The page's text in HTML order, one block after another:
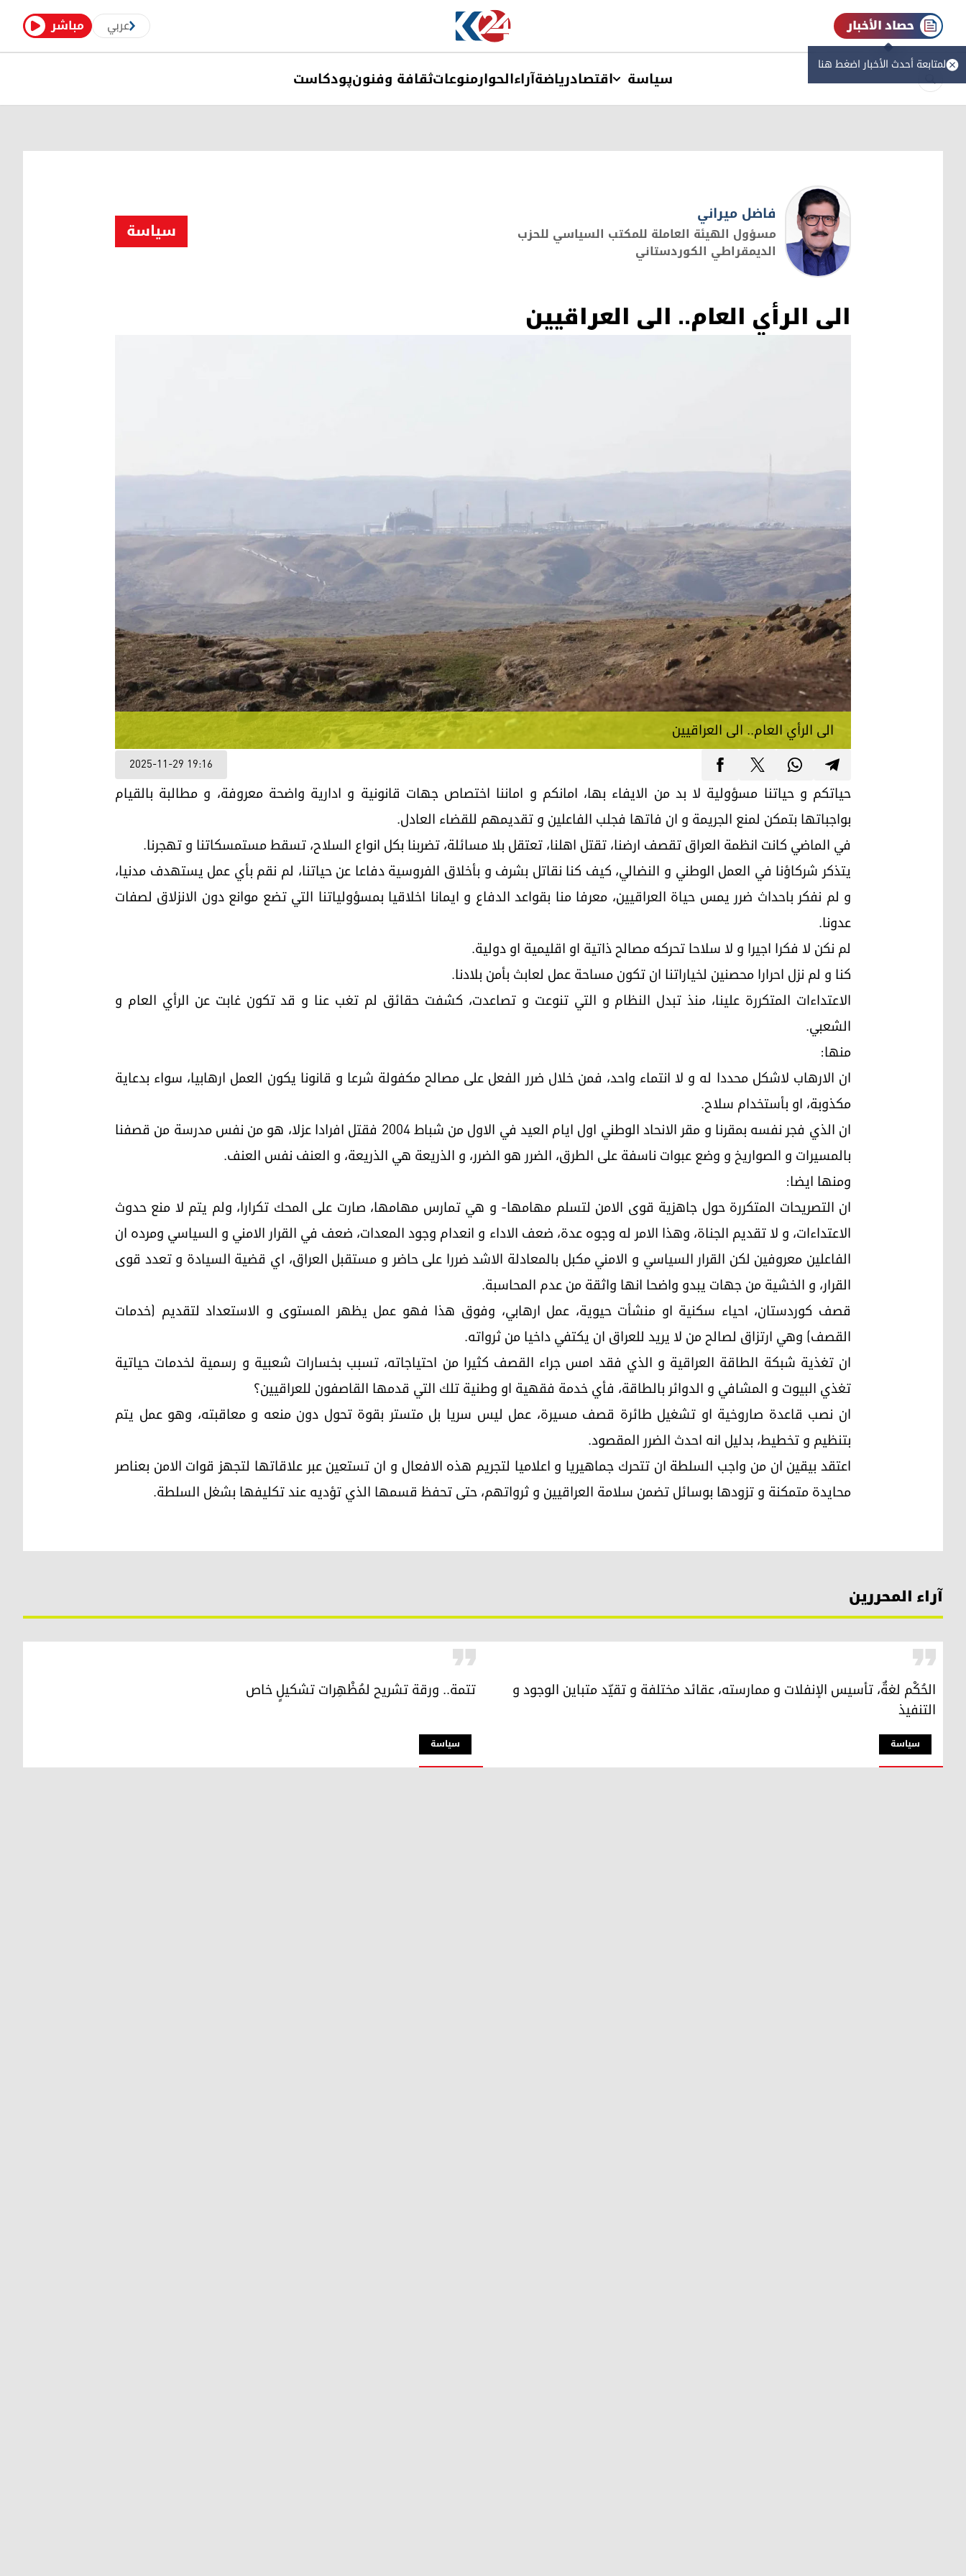
مباشر عربي حصاد الأخبار
لمتابعة أحدث الأخبار اضغط هنا
سیاسة اقتصادریاضةآراءالحوارمنوعاتثقافة وفنونپودکاست
سیاسة
فاضل ميراني
فاضل ميراني
مسؤول الهيئة العاملة للمكتب السياسي للحزب
الديمقراطي الكوردستاني
الى الرأي العام.. الى العراقيين
الى الرأي العام.. الى العراقيين
2025-11-29 19:16
حياتكم و حياتنا مسؤولية لا بد من الايفاء بها، امانكم و اماننا اختصاص جهات قانونية و ادارية واضحة معروفة، و مطالبة بالقيام
بواجباتها بتمكن لمنع الجريمة و ان فاتها فجلب الفاعلين و تقديمهم للقضاء العادل.
في الماضي كانت انظمة العراق تقصف ارضنا، تقتل اهلنا، تعتقل بلا مسائلة، تضربنا بكل انواع السلاح، تسقط مستمسكاتنا و تهجرنا.
يتذكر شركاؤنا في العمل الوطني و النضالي، كيف كنا نقاتل بشرف و بأخلاق الفروسية دفاعا عن حياتنا، لم نقم بأي عمل يستهدف مدنيا،
و لم نفكر باحداث ضرر يمس حياة العراقيين، معرفا منا بقواعد الدفاع و ايمانا اخلاقيا بمسؤولياتنا التي تضع موانع دون الانزلاق لصفات
عدونا.
لم نكن لا فكرا اجيرا و لا سلاحا تحركه مصالح ذاتية او اقليمية او دولية.
كنا و لم نزل احرارا محصنين لخياراتنا ان تكون مساحة عمل لعابث بأمن بلادنا.
الاعتداءات المتكررة علينا، منذ تبدل النظام و التي تنوعت و تصاعدت، كشفت حقائق لم تغب عنا و قد تكون غابت عن الرأي العام و
الشعبي.
منها:
ان الارهاب لاشكل محددا له و لا انتماء واحد، فمن خلال ضرر الفعل على مصالح مكفولة شرعا و قانونا يكون العمل ارهابيا، سواء بدعاية
مكذوبة، او بأستخدام سلاح.
ان الذي فجر نفسه بمقرنا و مقر الانحاد الوطني اول ايام العيد في الاول من شباط ٢٠٠٤ فقتل افرادا عزلا، هو من نفس مدرسة من قصفنا
بالمسيرات و الصواريخ و وضع عبوات ناسفة على الطرق، الضرر هو الضرر، و الذريعة هي الذريعة، و العنف نفس العنف.
ومنها ايضا:
ان التصريحات المتكررة حول جاهزية قوى الامن لتسلم مهامها- و هي تمارس مهامها، صارت على المحك تكرارا، ولم يتم لا منع حدوث
الاعتداءات، و لا تقديم الجناة، وهذا الامر له وجوه عدة، ضعف الاداء و انعدام وجود المعدات، ضعف في القرار الامني و السياسي ومرده ان
الفاعلين معروفين لكن القرار السياسي و الامني مكبل بالمعادلة الاشد ضررا على حاضر و مستقبل العراق، اي قضية السيادة و تعدد قوى
القرار، و الخشية من جهات يبدو واضحا انها واثقة من عدم المحاسبة.
قصف كوردستان، احياء سكنية او منشأت حيوية، عمل ارهابي، وفوق هذا فهو عمل يظهر المستوى و الاستعداد لتقديم (خدمات
القصف) وهي ارتزاق لصالح من لا يريد للعراق ان يكتفي داخيا من ثرواته.
ان تغذية شبكة الطاقة العراقية و الذي فقد امس جراء القصف كثيرا من احتياجاته، تسبب بخسارات شعبية و رسمية لخدمات حياتية
تغذي البيوت و المشافي و الدوائر بالطاقة، فأي خدمة فقهية او وطنية تلك التي قدمها القاصفون للعراقيين؟
ان نصب قاعدة صاروخية او تشغيل طائرة قصف مسيرة، عمل ليس سريا بل متستر بقوة تحول دون منعه و معاقبته، وهو عمل يتم
بتنظيم و تخطيط، بدليل انه احدث الضرر المقصود.
اعتقد بيقين ان من واجب السلطة ان تتحرك جماهيريا و اعلاميا لتجريم هذه الافعال و ان تستعين عبر علاقاتها لتجهز قوات الامن بعناصر
محايدة متمكنة و تزودها بوسائل تضمن سلامة العراقيين و ثرواتهم، حتى تحفظ قسمها الذي تؤديه عند تكليفها بشغل السلطة.
آراء المحررين
سیاسة
الحُكْم لغةٌ، تأسيس الإنفلات و ممارسته، عقائد مختلفة و تقيّد متباين الوجود و
التنفيذ
سیاسة
تتمة.. ورقة تشريح لمُظْهِرات تشكيلٍ خاص